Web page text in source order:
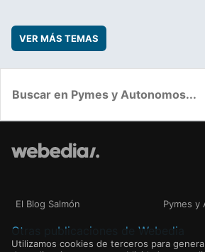
VER MÁS TEMAS
El Blog Salmón Pymes y
Otras publicaciones de Webedia
Utilizamos cookies de terceros para